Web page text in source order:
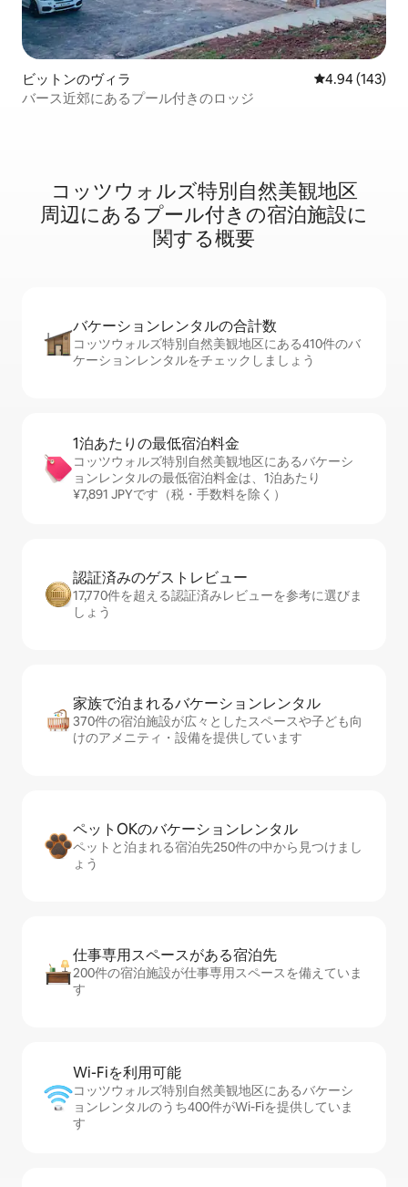
ビットンのヴィラ レビュー143
4.94 (143)
バース近郊にあるプール付きのロッジ
コッツウォルズ特別自然美観地区
周⁠辺⁠にあ⁠るプ⁠ー⁠ル⁠付⁠き⁠の宿⁠泊⁠施⁠設⁠に
関⁠す⁠る概⁠要
バケーションレ⁠ン⁠タ⁠ル⁠の合⁠計⁠数
コッツウォルズ特別自然美観地区にある410件のバ
ケーションレンタルをチェックしましょう
1泊あたりの最⁠低⁠宿⁠泊⁠料⁠金
コッツウォルズ特別自然美観地区にあるバケーシ
ョンレンタルの最低宿泊料金は、1泊あたり
¥7,891 JPYです（税・手数料を除く）
認証済みのゲ⁠ス⁠ト⁠レ⁠ビ⁠ュ⁠ー
17,770件を超える認証済みレビューを参考に選びま
しょう
家族で泊まれるバ⁠ケ⁠ー⁠シ⁠ョ⁠ンレ⁠ン⁠タ⁠ル
370件の宿泊施設が広々としたスペースや子ども向
けのアメニティ・設備を提供しています
ペットOKのバ⁠ケ⁠ー⁠シ⁠ョ⁠ンレ⁠ン⁠タ⁠ル
ペットと泊まれる宿泊先250件の中から見つけまし
ょう
仕事専用ス⁠ペ⁠ー⁠スがあ⁠る宿⁠泊⁠先
200件の宿泊施設が仕事専用スペースを備えていま
す
Wi-Fiを利⁠用⁠可⁠能
コッツウォルズ特別自然美観地区にあるバケーシ
ョンレンタルのうち400件がWi-Fiを提供していま
す